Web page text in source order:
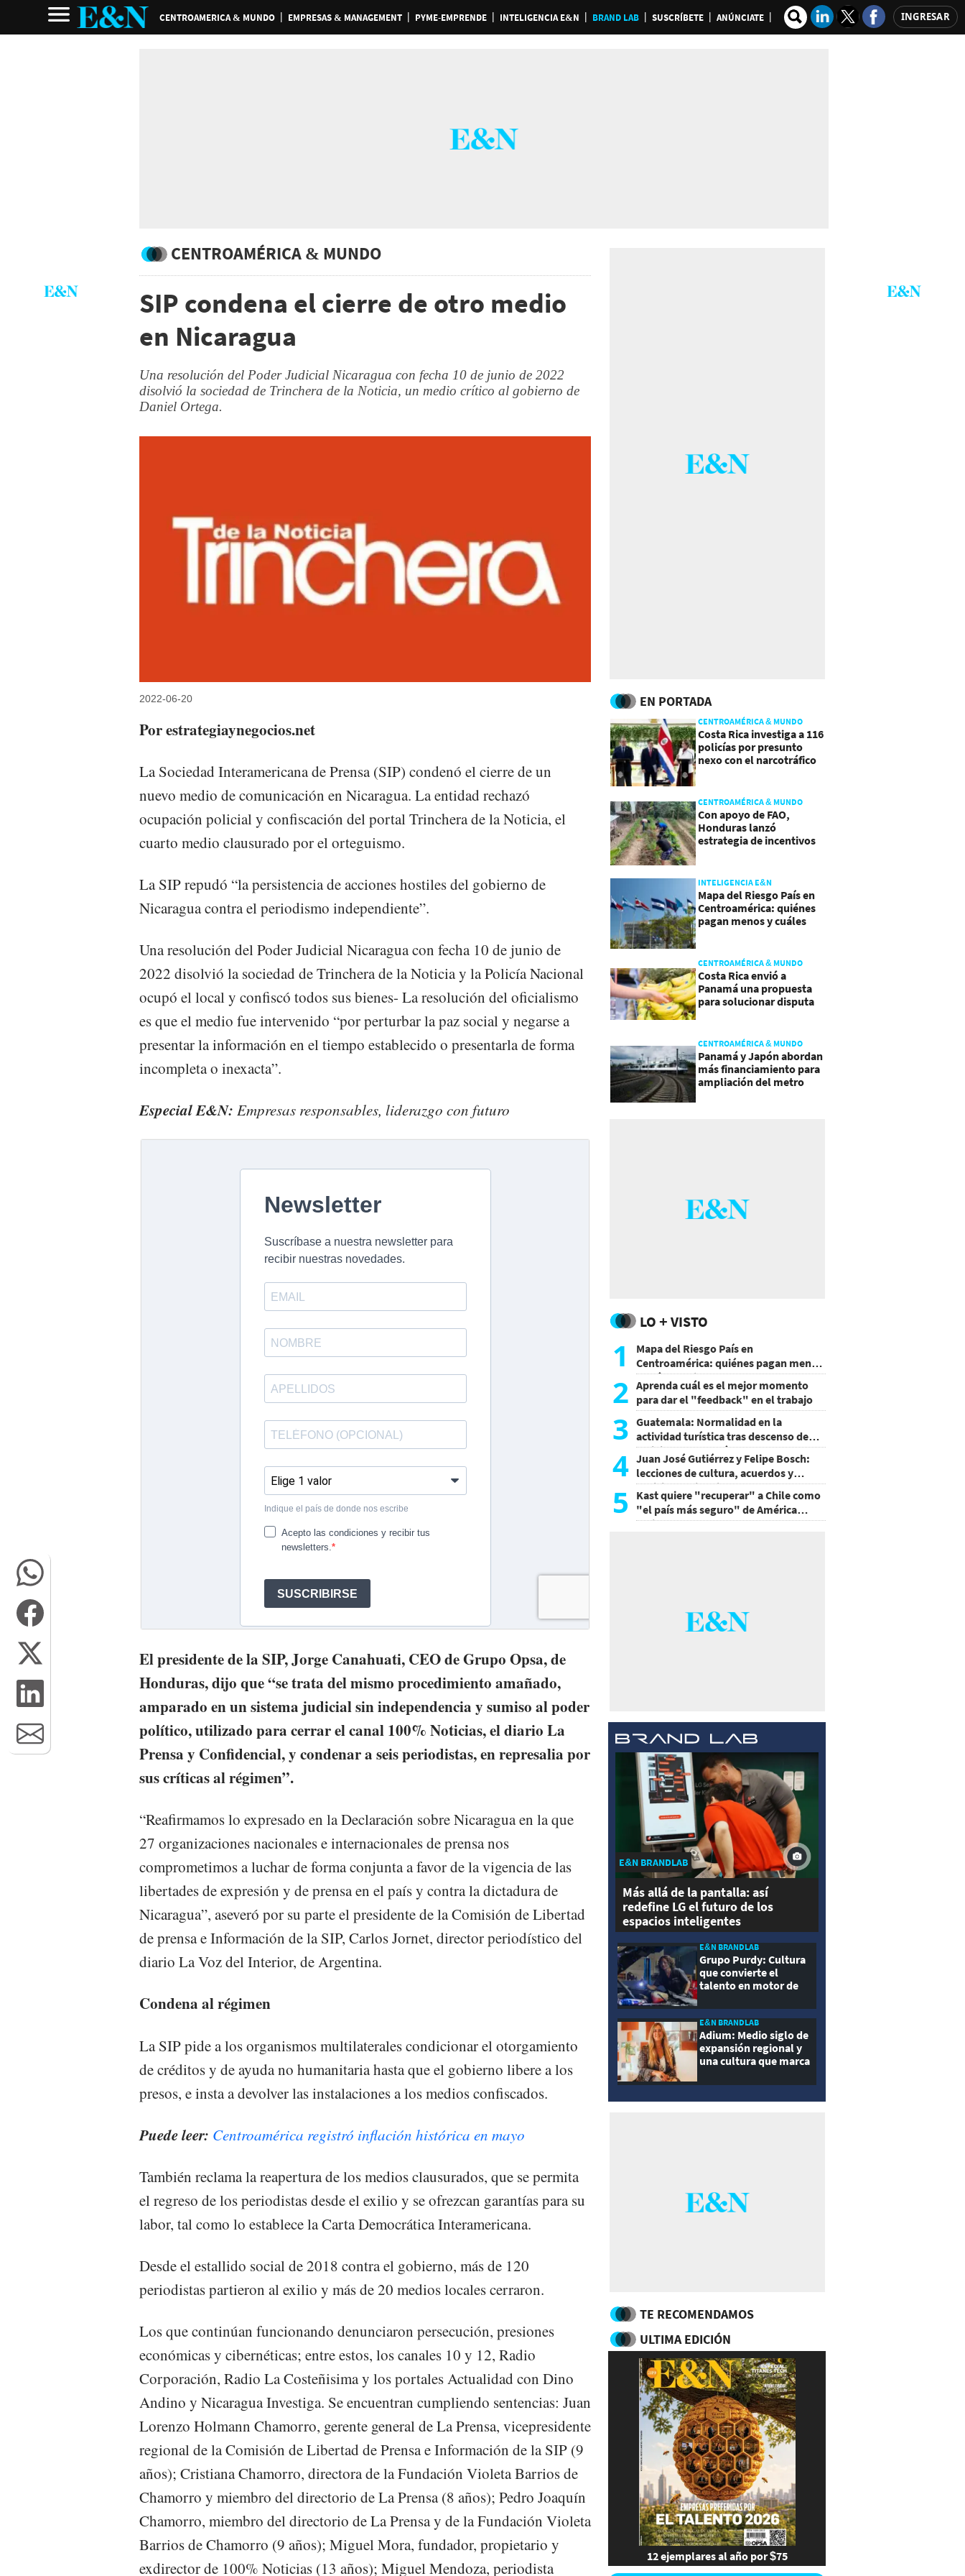
CENTROAMERICA & MUNDO EMPRESAS & MANAGEMENT PYME-EMPRENDE INTELIGENCIA E&N BRAND LAB SUSCRÍBETE ANÚNCIATE INGRESAR
CENTROAMÉRICA & MUNDO
SIP condena el cierre de otro medio
en Nicaragua
Una resolución del Poder Judicial Nicaragua con fecha 10 de junio de 2022
disolvió la sociedad de Trinchera de la Noticia, un medio crítico al gobierno de
Daniel Ortega.
2022-06-20
Por estrategiaynegocios.net
La Sociedad Interamericana de Prensa (SIP) condenó el cierre de un
nuevo medio de comunicación en Nicaragua. La entidad rechazó
ocupación policial y confiscación del portal Trinchera de la Noticia, el
cuarto medio clausurado por el orteguismo.
La SIP repudó “la persistencia de acciones hostiles del gobierno de
Nicaragua contra el periodismo independiente”.
Una resolución del Poder Judicial Nicaragua con fecha 10 de junio de
2022 disolvió la sociedad de Trinchera de la Noticia y la Policía Nacional
ocupó el local y confiscó todos sus bienes- La resolución del oficialismo
es que el medio fue intervenido “por perturbar la paz social y negarse a
presentar la información en el tiempo establecido o presentarla de forma
incompleta o inexacta”.
Especial E&N: Empresas responsables, liderazgo con futuro
El presidente de la SIP, Jorge Canahuati, CEO de Grupo Opsa, de
Honduras, dijo que “se trata del mismo procedimiento amañado,
amparado en un sistema judicial sin independencia y sumiso al poder
político, utilizado para cerrar el canal 100% Noticias, el diario La
Prensa y Confidencial, y condenar a seis periodistas, en represalia por
sus críticas al régimen”.
“Reafirmamos lo expresado en la Declaración sobre Nicaragua en la que
27 organizaciones nacionales e internacionales de prensa nos
comprometimos a luchar de forma conjunta a favor de la vigencia de las
libertades de expresión y de prensa en el país y contra la dictadura de
Nicaragua”, aseveró por su parte el presidente de la Comisión de Libertad
de prensa e Información de la SIP, Carlos Jornet, director periodístico del
diario La Voz del Interior, de Argentina.
Condena al régimen
La SIP pide a los organismos multilaterales condicionar el otorgamiento
de créditos y de ayuda no humanitaria hasta que el gobierno libere a los
presos, e insta a devolver las instalaciones a los medios confiscados.
Puede leer: Centroamérica registró inflación histórica en mayo
También reclama la reapertura de los medios clausurados, que se permita
el regreso de los periodistas desde el exilio y se ofrezcan garantías para su
labor, tal como lo establece la Carta Democrática Interamericana.
Desde el estallido social de 2018 contra el gobierno, más de 120
periodistas partieron al exilio y más de 20 medios locales cerraron.
Los que continúan funcionando denunciaron persecución, presiones
económicas y cibernéticas; entre estos, los canales 10 y 12, Radio
Corporación, Radio La Costeñisima y los portales Actualidad con Dino
Andino y Nicaragua Investiga. Se encuentran cumpliendo sentencias: Juan
Lorenzo Holmann Chamorro, gerente general de La Prensa, vicepresidente
regional de la Comisión de Libertad de Prensa e Información de la SIP (9
años); Cristiana Chamorro, directora de la Fundación Violeta Barrios de
Chamorro y miembro del directorio de La Prensa (8 años); Pedro Joaquín
Chamorro, miembro del directorio de La Prensa y de la Fundación Violeta
Barrios de Chamorro (9 años); Miguel Mora, fundador, propietario y
exdirector de 100% Noticias (13 años); Miguel Mendoza, periodista
EN PORTADA
CENTROAMÉRICA & MUNDO
Costa Rica investiga a 116
policías por presunto
nexo con el narcotráfico
CENTROAMÉRICA & MUNDO
Con apoyo de FAO,
Honduras lanzó
estrategia de incentivos
INTELIGENCIA E&N
Mapa del Riesgo País en
Centroamérica: quiénes
pagan menos y cuáles
CENTROAMÉRICA & MUNDO
Costa Rica envió a
Panamá una propuesta
para solucionar disputa
CENTROAMÉRICA & MUNDO
Panamá y Japón abordan
más financiamiento para
ampliación del metro
LO + VISTO
1
Mapa del Riesgo País en
Centroamérica: quiénes pagan menos
y cuáles mejoraron
2 Aprenda cuál es el mejor momento
para dar el "feedback" en el trabajo
3 Guatemala: Normalidad en la
actividad turística tras descenso de
actividad del volcán de Fuego
4 Juan José Gutiérrez y Felipe Bosch:
lecciones de cultura, acuerdos y
decisiones sin miedo
5
Kast quiere "recuperar" a Chile como
"el país más seguro" de América
Latina
E&N BRANDLAB
Más allá de la pantalla: así
redefine LG el futuro de los
espacios inteligentes
E&N BRANDLAB
Grupo Purdy: Cultura
que convierte el
talento en motor de
E&N BRANDLAB
Adium: Medio siglo de
expansión regional y
una cultura que marca
TE RECOMENDAMOS
ULTIMA EDICIÓN
12 ejemplares al año por $75